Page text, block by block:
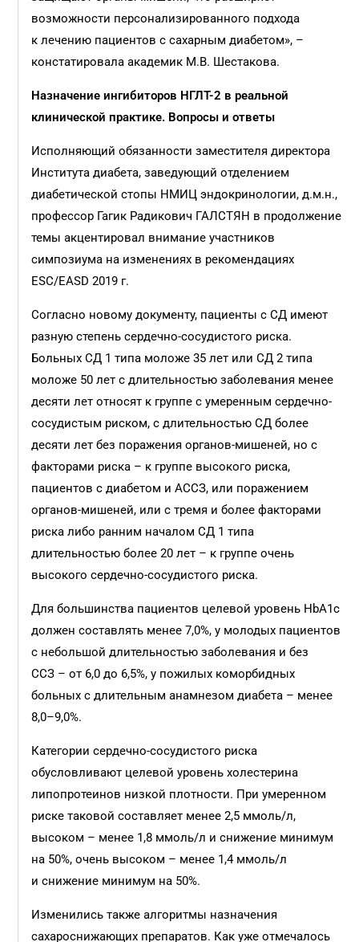
возможности персонализированного подхода
к лечению пациентов с сахарным диабетом», –
констатировала академик М.В. Шестакова.
Назначение ингибиторов НГЛТ-2 в реальной
клинической практике. Вопросы и ответы
Исполняющий обязанности заместителя директора
Института диабета, заведующий отделением
диабетической стопы НМИЦ эндокринологии, д.м.н.,
профессор Гагик Радикович ГАЛСТЯН в продолжение
темы акцентировал внимание участников
симпозиума на изменениях в рекомендациях
ESC/EASD 2019 г.
Согласно новому документу, пациенты с СД имеют
разную степень сердечно-сосудистого риска.
Больных СД 1 типа моложе 35 лет или СД 2 типа
моложе 50 лет с длительностью заболевания менее
десяти лет относят к группе с умеренным сердечно-
сосудистым риском, с длительностью СД более
десяти лет без поражения органов-мишеней, но с
факторами риска – к группе высокого риска,
пациентов с диабетом и АССЗ, или поражением
органов-мишеней, или с тремя и более факторами
риска либо ранним началом СД 1 типа
длительностью более 20 лет – к группе очень
высокого сердечно-сосудистого риска.
Для большинства пациентов целевой уровень HbA1c
должен составлять менее 7,0%, у молодых пациентов
с небольшой длительностью заболевания и без
ССЗ – от 6,0 до 6,5%, у пожилых коморбидных
больных с длительным анамнезом диабета – менее
8,0–9,0%.
Категории сердечно-сосудистого риска
обусловливают целевой уровень холестерина
липопротеинов низкой плотности. При умеренном
риске таковой составляет менее 2,5 ммоль/л,
высоком – менее 1,8 ммоль/л и снижение минимум
на 50%, очень высоком – менее 1,4 ммоль/л
и снижение минимум на 50%.
Изменились также алгоритмы назначения
сахароснижающих препаратов. Как уже отмечалось